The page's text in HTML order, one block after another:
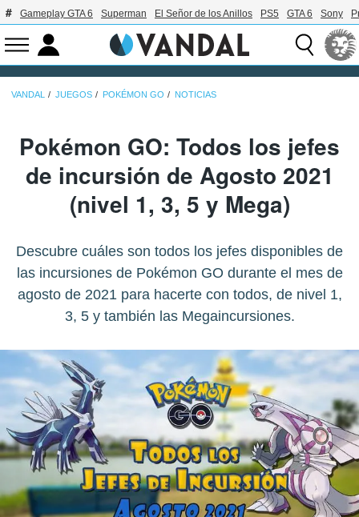
Gameplay GTA 6 Superman El Señor de los Anillos PS5 GTA 6 Sony
VANDAL JUEGOS POKÉMON GO NOTICIAS
Pokémon GO: Todos los jefes
de incursión de Agosto 2021
(nivel 1, 3, 5 y Mega)
Descubre cuáles son todos los jefes disponibles de
las incursiones de Pokémon GO durante el mes de
agosto de 2021 para hacerte con todos, de nivel 1,
3, 5 y también las Megaincursiones.